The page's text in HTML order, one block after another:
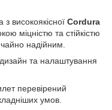
високоякісної Cordura
міцністю та стійкістю
надійним.
та налаштування
перевірений
умов.